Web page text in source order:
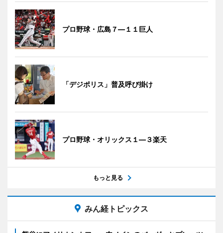
プロ野球・広島７―１１巨人
「デジポリス」普及呼び掛け
プロ野球・オリックス１―３楽天
もっと見る
みん経トピックス